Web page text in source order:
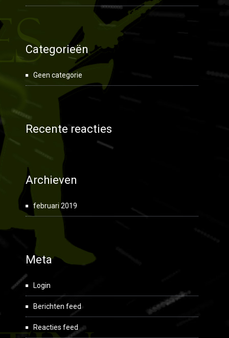
Categorieën
Geen categorie
Recente reacties
Archieven
februari 2019
Meta
Login
Berichten feed
Reacties feed